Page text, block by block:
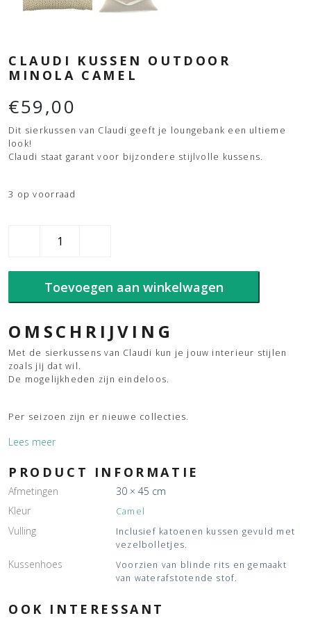
CLAUDI KUSSEN OUTDOOR
MINOLA CAMEL
€59,00
Dit sierkussen van Claudi geeft je loungebank een ultieme
look!
Claudi staat garant voor bijzondere stijlvolle kussens.
3 op voorraad
aantal
Toevoegen aan winkelwagen
OMSCHRIJVING
Met de sierkussens van Claudi kun je jouw interieur stijlen
zoals jij dat wil.
De mogelijkheden zijn eindeloos.
Per seizoen zijn er nieuwe collecties.
Lees meer
PRODUCT INFORMATIE
Afmetingen
30 × 45 cm
Kleur
Camel
Vulling
Inclusief katoenen kussen gevuld met
vezelbolletjes.
Kussenhoes
Voorzien van blinde rits en gemaakt
van waterafstotende stof.
OOK INTERESSANT